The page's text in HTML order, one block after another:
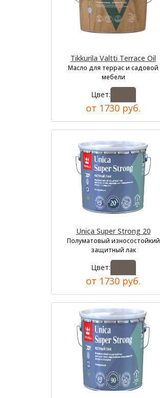
Tikkurila Valtti Terrace Oil
Масло для террас и садовой
мебели
Цвет:
от 1730 руб.
Unica Super Strong 20
Полуматовый износостойкий
защитный лак
Цвет:
от 1730 руб.